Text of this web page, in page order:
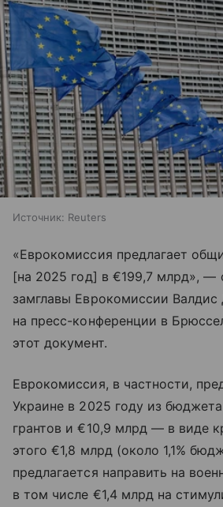
Источник: Reuters
«Еврокомиссия предлагает
[на 2025 год] в €199,7 млрд», —
замглавы Еврокомиссии
на пресс-конференции в
этот документ.
Еврокомиссия, в частности,
Украине в 2025 году из
грантов и €10,9 млрд — в виде
этого €1,8 млрд (около 1,1%
предлагается направить на
в том числе €1,4 млрд на